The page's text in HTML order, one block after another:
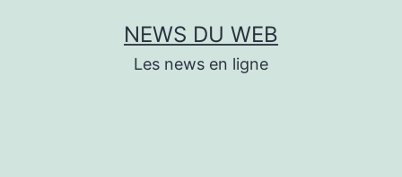
NEWS DU WEB
Les news en ligne